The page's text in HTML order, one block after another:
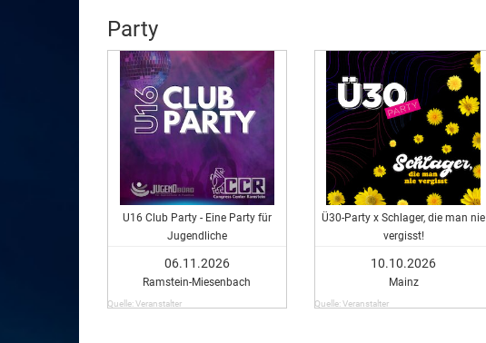
Party
U16 Club Party - Eine Party für
Jugendliche
06.11.2026
Ramstein-Miesenbach
Quelle: Veranstalter
Ü30-Party x Schlager, die man nie
vergisst!
10.10.2026
Mainz
Quelle: Veranstalter